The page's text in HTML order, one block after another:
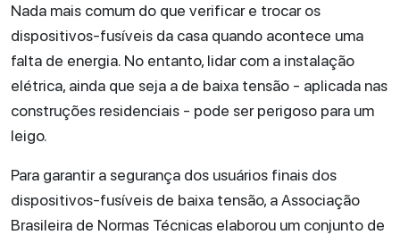
Nada mais comum do que verificar e trocar os
dispositivos-fusíveis da casa quando acontece uma
falta de energia. No entanto, lidar com a instalação
elétrica, ainda que seja a de baixa tensão - aplicada nas
construções residenciais - pode ser perigoso para um
leigo.
Para garantir a segurança dos usuários finais dos
dispositivos-fusíveis de baixa tensão, a Associação
Brasileira de Normas Técnicas elaborou um conjunto de